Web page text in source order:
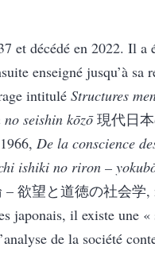
et décédé en 2022. Il a
enseigné jusqu’à sa
intitulé Structures
seishin kōzō現代日
De la conscience
ishiki no riron –
欲望と道徳の社会学,
japonais, il existe une
de la société